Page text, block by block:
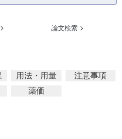
論文検索
用法・用量
注意事項
薬価